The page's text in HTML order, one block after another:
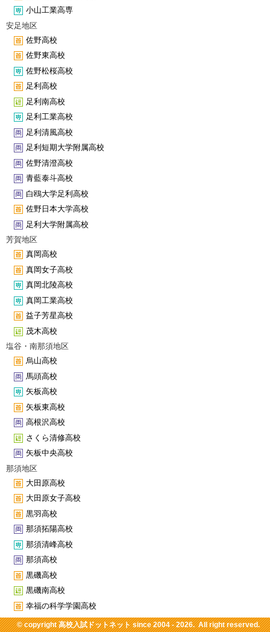
小山工業高専
安足地区
佐野高校
佐野東高校
佐野松桜高校
足利高校
足利南高校
足利工業高校
足利清風高校
足利短期大学附属高校
佐野清澄高校
青藍泰斗高校
白鴎大学足利高校
佐野日本大学高校
足利大学附属高校
芳賀地区
真岡高校
真岡女子高校
真岡北陵高校
真岡工業高校
益子芳星高校
茂木高校
塩谷・南那須地区
烏山高校
馬頭高校
矢板高校
矢板東高校
高根沢高校
さくら清修高校
矢板中央高校
那須地区
大田原高校
大田原女子高校
黒羽高校
那須拓陽高校
那須清峰高校
那須高校
黒磯高校
黒磯南高校
幸福の科学学園高校
© copyright高校入試ドットネットsince 2004 - 2026. All right reserved.